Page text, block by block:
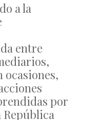
a la
entre
por
República